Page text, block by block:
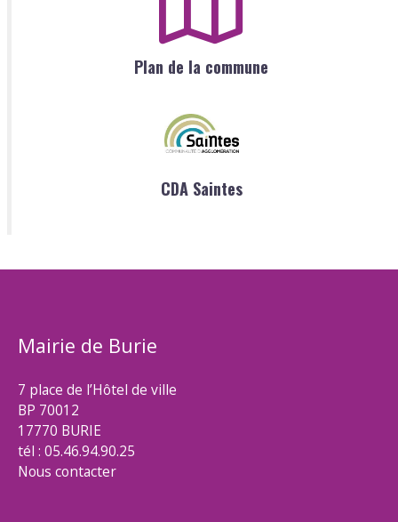
Plan de la commune
CDA Saintes
Mairie de Burie
7 place de l’Hôtel de ville
BP 70012
17770 BURIE
tél : 05.46.94.90.25
Nous contacter